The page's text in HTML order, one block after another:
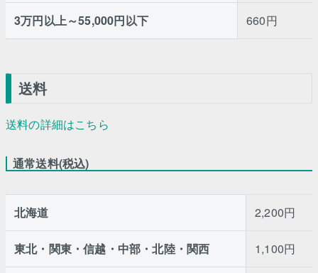
3万円以上～55,000円以下 660円
送料
送料の詳細はこちら
通常送料(税込)
北海道 2,200円
東北・関東・信越・中部・北陸・関西 1,100円